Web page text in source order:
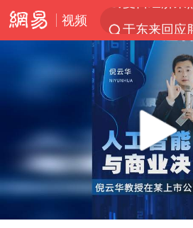
视频
Play